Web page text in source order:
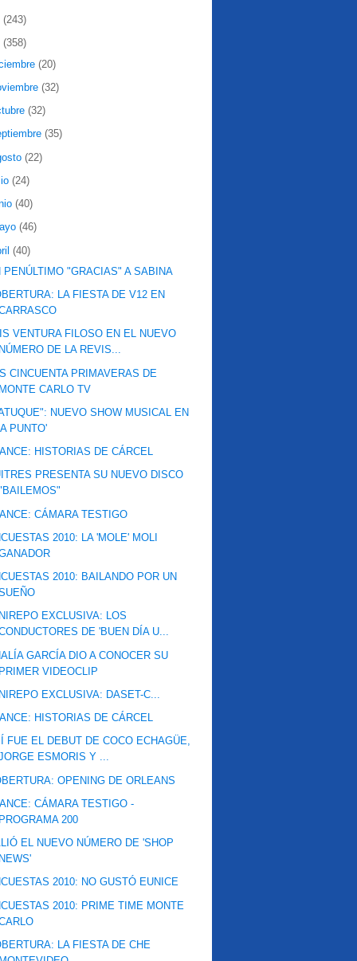
(243)
(358)
(20)
(32)
(32)
(35)
(22)
(24)
(40)
(46)
(40)
PENÚLTIMO "GRACIAS" A SABINA
LA FIESTA DE V12 EN
VENTURA FILOSO EN EL NUEVO
DE LA REVIS...
CINCUENTA PRIMAVERAS DE
CARLO TV
NUEVO SHOW MUSICAL EN
PUNTO'
HISTORIAS DE CÁRCEL
PRESENTA SU NUEVO DISCO
CÁMARA TESTIGO
2010: LA 'MOLE' MOLI
2010: BAILANDO POR UN
EXCLUSIVA: LOS
DE 'BUEN DÍA U...
GARCÍA DIO A CONOCER SU
VIDEOCLIP
EXCLUSIVA: DASET-C...
HISTORIAS DE CÁRCEL
FUE EL DEBUT DE COCO ECHAGÜE,
ESMORIS Y ...
OPENING DE ORLEANS
CÁMARA TESTIGO -
200
EL NUEVO NÚMERO DE 'SHOP
2010: NO GUSTÓ EUNICE
2010: PRIME TIME MONTE
LA FIESTA DE CHE